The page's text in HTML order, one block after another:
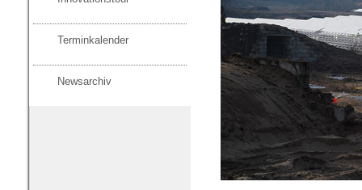
Terminkalender
Newsarchiv